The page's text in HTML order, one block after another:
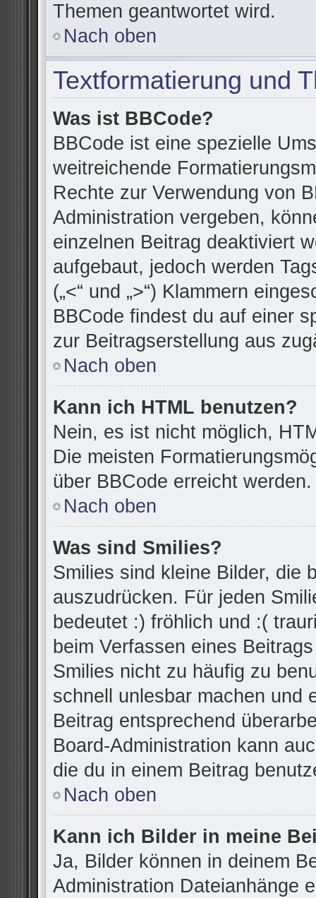
Themen geantwortet wird.
Nach oben
Textformatierung und
Was ist BBCode?
BBCode ist eine spezielle
weitreichende
Rechte zur Verwendung von
Administration vergeben,
einzelnen Beitrag deaktiviert
aufgebaut, jedoch werden
(„<“ und „>“) Klammern
BBCode findest du auf einer
zur Beitragserstellung aus
Nach oben
Kann ich HTML benutzen?
Nein, es ist nicht möglich,
Die meisten
über BBCode erreicht werden.
Nach oben
Was sind Smilies?
Smilies sind kleine Bilder, die
auszudrücken. Für jeden
bedeutet :) fröhlich und :(
beim Verfassen eines
Smilies nicht zu häufig zu
schnell unlesbar machen und
Beitrag entsprechend
Board-Administration kann
die du in einem Beitrag
Nach oben
Kann ich Bilder in meine
Ja, Bilder können in deinem
Administration Dateianhänge